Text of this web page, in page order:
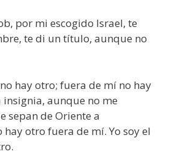
por mi escogido Israel, te
te di un título, aunque no
hay otro; fuera de mí no hay
insignia, aunque no me
sepan de Oriente a
hay otro fuera de mí. Yo soy el